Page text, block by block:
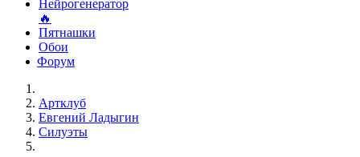
Нейрогенератор
🔥
Пятнашки
Обои
Форум
Артклуб
Евгений Ладыгин
Силуэты